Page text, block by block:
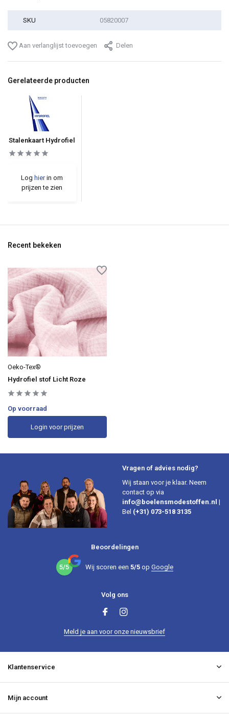
SKU 05820007
Aan verlanglijst toevoegen Delen
Gerelateerde producten
Stalenkaart Hydrofiel
Log hierin om
prijzen te zien
Recent bekeken
Oeko-Tex®
Hydrofiel stof Licht Roze
Op voorraad
Login voor prijzen
Vragen of advies nodig?
Wij staan voor je klaar. Neem
contact op via
info@boelensmodestoffen.nl |
Bel (+31) 073-518 3135
Beoordelingen
5/5 Wij scoren een 5/5op Google
Volg ons
Meld je aan voor onze nieuwsbrief
Klantenservice
Mijn account